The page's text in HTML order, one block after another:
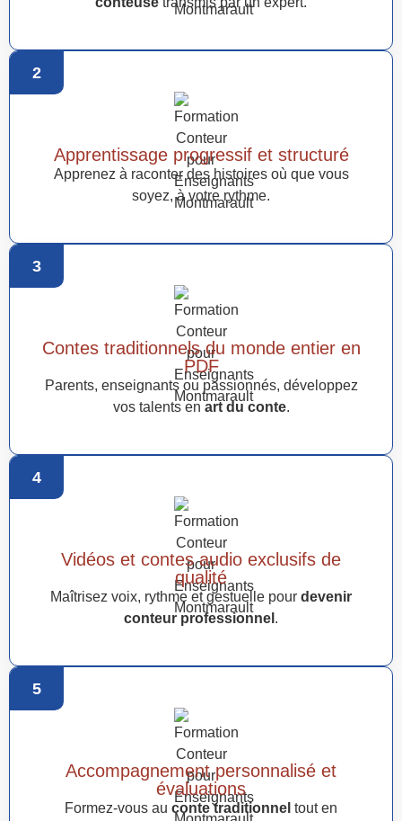
2
Apprentissage progressif et structuré
Apprenez à raconter des histoires où que vous
soyez, à votre rythme.
3
Contes traditionnels du monde entier en
PDF
Parents, enseignants ou passionnés, développez
vos talents en art du conte.
4
Vidéos et contes audio exclusifs de
qualité
Maîtrisez voix, rythme et gestuelle pour devenir
conteur professionnel .
5
Accompagnement personnalisé et
évaluations
Formez-vous au conte traditionnel tout en